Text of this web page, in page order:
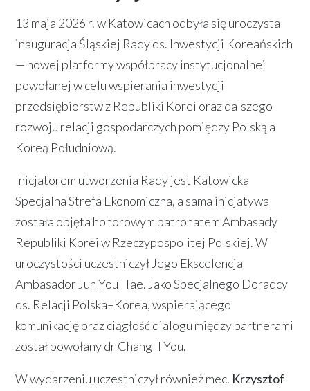
13 maja 2026 r. w Katowicach odbyła się uroczysta
inauguracja Śląskiej Rady ds. Inwestycji Koreańskich
— nowej platformy współpracy instytucjonalnej
powołanej w celu wspierania inwestycji
przedsiębiorstw z Republiki Korei oraz dalszego
rozwoju relacji gospodarczych pomiędzy Polską a
Koreą Południową.
Inicjatorem utworzenia Rady jest Katowicka
Specjalna Strefa Ekonomiczna, a sama inicjatywa
została objęta honorowym patronatem Ambasady
Republiki Korei w Rzeczypospolitej Polskiej. W
uroczystości uczestniczył Jego Ekscelencja
Ambasador Jun Youl Tae. Jako Specjalnego Doradcy
ds. Relacji Polska–Korea, wspierającego
komunikację oraz ciągłość dialogu między partnerami
został powołany dr Chang Il You.
W wydarzeniu uczestniczył również mec. Krzysztof